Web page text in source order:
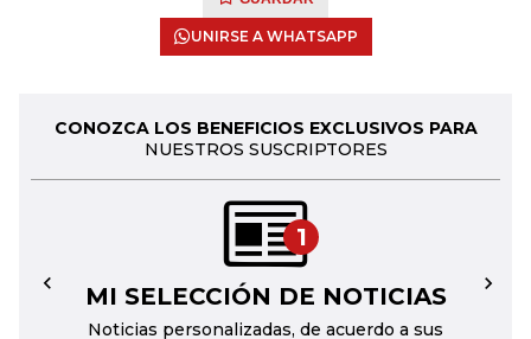
UNIRSE A WHATSAPP
CONOZCA LOS BENEFICIOS EXCLUSIVOS PARA
NUESTROS SUSCRIPTORES
1
MI SELECCIÓN DE NOTICIAS
Noticias personalizadas, de acuerdo a sus
← →